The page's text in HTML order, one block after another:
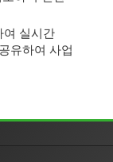
여 실시간
유하여 사업